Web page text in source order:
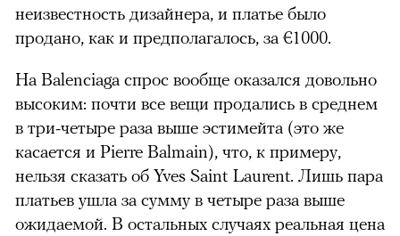
неизвестность дизайнера, и платье было
продано, как и предполагалось, за €1000.
На Balenciaga спрос вообще оказался довольно
высоким: почти все вещи продались в среднем
в три-четыре раза выше эстимейта (это же
касается и Pierre Balmain), что, к примеру,
нельзя сказать об Yves Saint Laurent. Лишь пара
платьев ушла за сумму в четыре раза выше
ожидаемой. В остальных случаях реальная цена